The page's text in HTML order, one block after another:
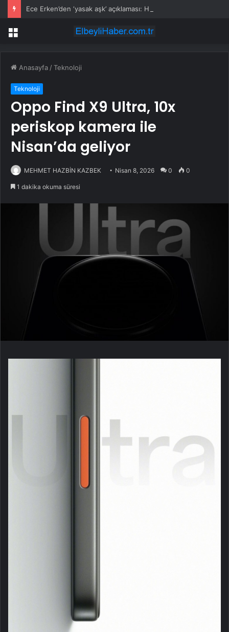
Menü
Anasayfa /Teknoloji
Teknoloji
Oppo Find X9 Ultra, 10x
periskop kamera ile
Nisan’da geliyor
MEHMET HAZBİN KAZBEK Nisan 8, 2026 0 0
1 dakika okuma süresi